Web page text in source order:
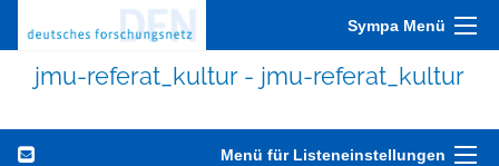
Sympa Menü
jmu-referat_kultur - jmu-referat_kultur
Menü für Listeneinstellungen